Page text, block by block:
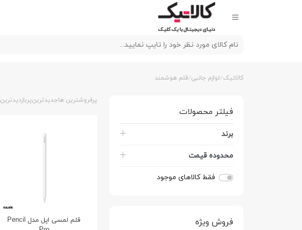
کالاتیک لوازم جانبی قلم هوشمند
فیلتر محصولات
برند
محدوده قیمت
فقط کالاهای موجود
فروش ویژه
پرفروشترین هاجدیدترینپربازدیدترین
قلم لمسی اپل مدل Pencil